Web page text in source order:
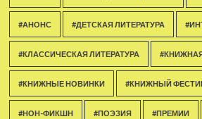
#АНОНС #ДЕТСКАЯ ЛИТЕРАТУРА
#КЛАССИЧЕСКАЯ ЛИТЕРАТУРА
#КНИЖНЫЕ НОВИНКИ #КНИЖНЫЙ
#НОН-ФИКШН #ПОЭЗИЯ #ПРЕМИИ